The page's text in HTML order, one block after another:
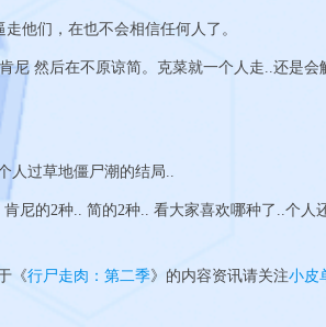
他们，在也不会相信任何人了。
然后在不原谅简。克菜就一个人走..还是会
过草地僵尸潮的结局..
的2种.. 简的2种.. 看大家喜欢哪种了..个人
《行尸走肉：第二季》的内容资讯请关注小皮